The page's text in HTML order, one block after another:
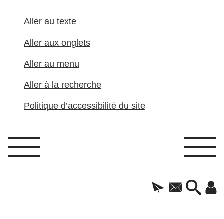
Aller au texte
Aller aux onglets
Aller au menu
Aller à la recherche
Politique d’accessibilité du site